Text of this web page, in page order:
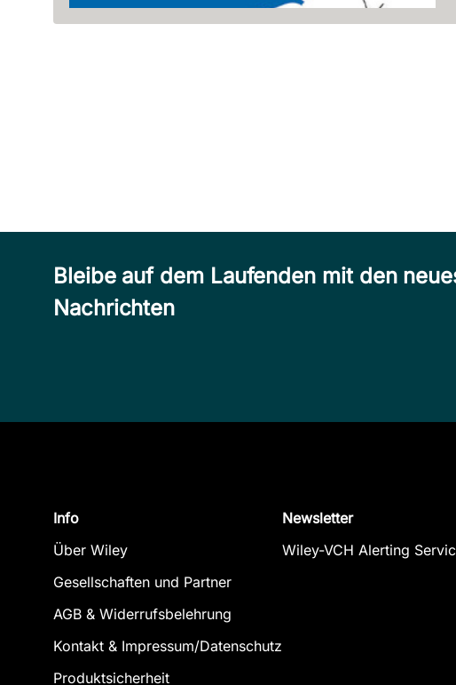
Allgemeine Chemie
Kühl, Olaf
August 2012, Softcover
Bleibe auf dem Laufenden mit den
Nachrichten
Info
Über Wiley
Gesellschaften und Partner
AGB & Widerrufsbelehrung
Kontakt & Impressum/Datenschutz
Produktsicherheit
Newsletter
Wiley-VCH Alerting